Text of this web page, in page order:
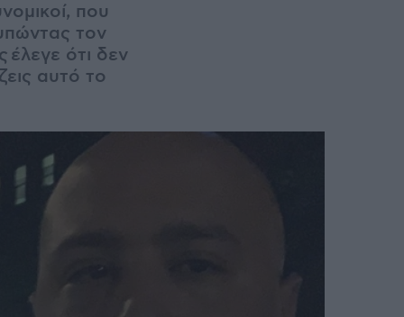
που
τον
έλεγε ότι δεν
αυτό το